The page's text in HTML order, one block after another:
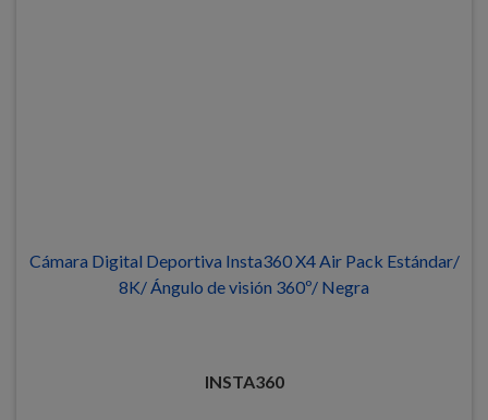
Cámara Digital Deportiva Insta360 X4 Air Pack Estándar/
8K/ Ángulo de visión 360º/ Negra
INSTA360